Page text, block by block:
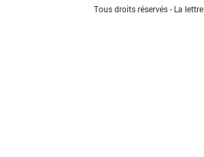
Tous droits réservés - La lettre